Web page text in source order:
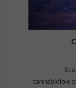
cannabidiolo